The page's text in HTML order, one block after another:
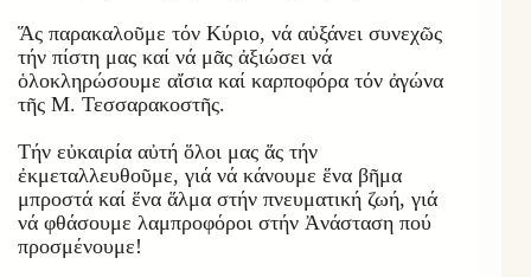
Ἅς παρακαλοῦμε τόν Κύριο, νά αὐξάνει συνεχῶς
τήν πίστη μας καί νά μᾶς ἀξιώσει νά
ὁλοκληρώσουμε αἴσια καί καρποφόρα τόν ἀγώνα
τῆς Μ. Τεσσαρακοστῆς.
Τήν εὐκαιρία αὐτή ὅλοι μας ἅς τήν
ἐκμεταλλευθοῦμε, γιά νά κάνουμε ἕνα βῆμα
μπροστά καί ἕνα ἅλμα στήν πνευματική ζωή, γιά
νά φθάσουμε λαμπροφόροι στήν Ἀνάσταση πού
προσμένουμε!